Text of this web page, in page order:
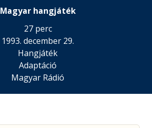
Magyar hangjáték
27 perc
1993. december 29.
Hangjáték
Adaptáció
Magyar Rádió